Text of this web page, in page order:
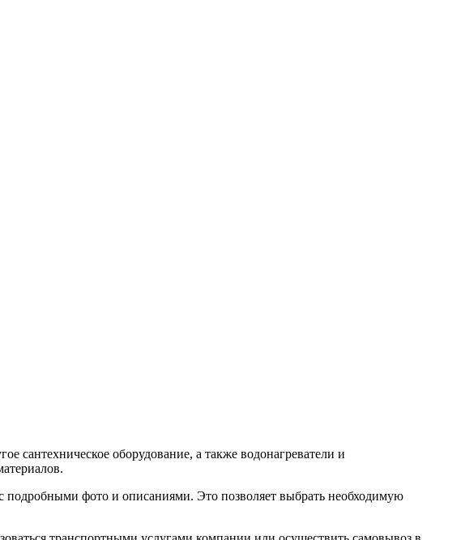
сантехническое оборудование, а также водонагреватели и
подробными фото и описаниями. Это позволяет выбрать необходимую